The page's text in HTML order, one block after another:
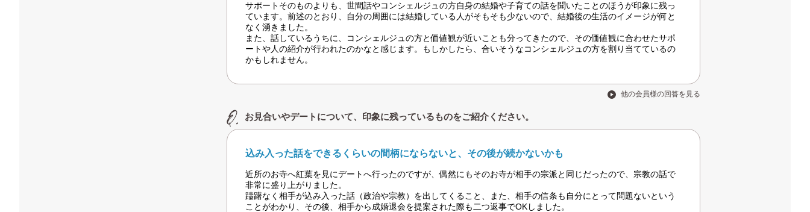
サポートそのものよりも、世間話やコンシェルジュの方自身の結婚や子育ての話を聞いたことのほうが印象に残っ
ています。前述のとおり、自分の周囲には結婚している人がそもそも少ないので、結婚後の生活のイメージが何と
なく湧きました。
また、話しているうちに、コンシェルジュの方と価値観が近いことも分ってきたので、その価値観に合わせたサポ
ートや人の紹介が行われたのかなと感じます。もしかしたら、合いそうなコンシェルジュの方を割り当てているの
かもしれません。
他の会員様の回答を見る
お見合いやデートについて、印象に残っているものをご紹介ください。
込み入った話をできるくらいの間柄にならないと、その後が続かないかも
近所のお寺へ紅葉を見にデートへ行ったのですが、偶然にもそのお寺が相手の宗派と同じだったので、宗教の話で
非常に盛り上がりました。
躊躇なく相手が込み入った話（政治や宗教）を出してくること、また、相手の信条も自分にとって問題ないという
ことがわかり、その後、相手から成婚退会を提案された際も二つ返事でOKしました。